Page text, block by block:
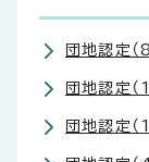
団地認定
団地認定
団地認定